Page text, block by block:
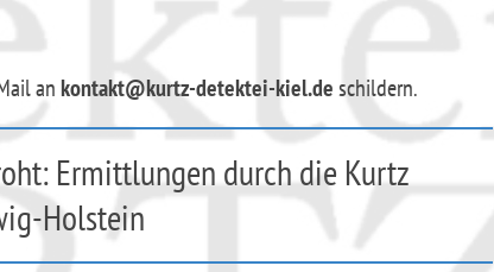
ankontakt@kurtz-detektei-kiel.deschildern.
Ermittlungen durch die Kurtz
Holstein